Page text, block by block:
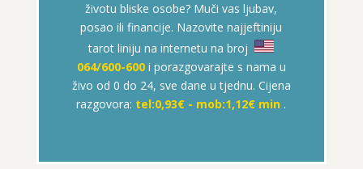
životu bliske osobe? Muči vas ljubav,
posao ili financije. Nazovite najjeftiniju
tarot liniju na internetu na broj
064/600-600 i porazgovarajte s nama u
živo od 0 do 24, sve dane u tjednu. Cijena
razgovora: tel:0,93€ - mob:1,12€ min .